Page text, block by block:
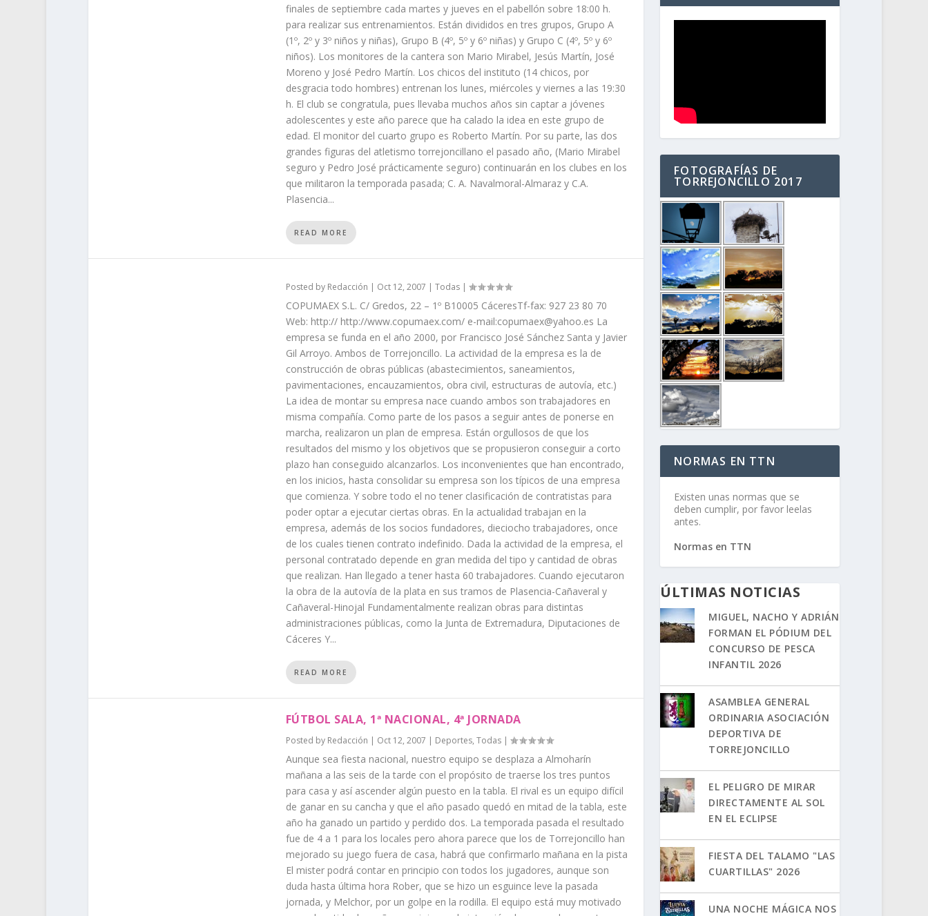
finales de septiembre cada martes y jueves en el pabellón sobre 18:00 h.
para realizar sus entrenamientos. Están divididos en tres grupos, Grupo A
(1º, 2º y 3º niños y niñas), Grupo B (4º, 5º y 6º niñas) y Grupo C (4º, 5º y 6º
niños). Los monitores de la cantera son Mario Mirabel, Jesús Martín, José
Moreno y José Pedro Martín. Los chicos del instituto (14 chicos, por
desgracia todo hombres) entrenan los lunes, miércoles y viernes a las 19:30
h. El club se congratula, pues llevaba muchos años sin captar a jóvenes
adolescentes y este año parece que ha calado la idea en este grupo de
edad. El monitor del cuarto grupo es Roberto Martín. Por su parte, las dos
grandes figuras del atletismo torrejoncillano el pasado año, (Mario Mirabel
seguro y Pedro José prácticamente seguro) continuarán en los clubes en los
que militaron la temporada pasada; C. A. Navalmoral-Almaraz y C.A.
Plasencia...
READ MORE
Posted by Redacción | Oct 12, 2007 | Todas|
COPUMAEX S.L. C/ Gredos, 22 – 1º B10005 CáceresTf-fax: 927 23 80 70
Web: http:// http://www.copumaex.com/ e-mail:copumaex@yahoo.es La
empresa se funda en el año 2000, por Francisco José Sánchez Santa y Javier
Gil Arroyo. Ambos de Torrejoncillo. La actividad de la empresa es la de
construcción de obras públicas (abastecimientos, saneamientos,
pavimentaciones, encauzamientos, obra civil, estructuras de autovía, etc.)
La idea de montar su empresa nace cuando ambos son trabajadores en
misma compañía. Como parte de los pasos a seguir antes de ponerse en
marcha, realizaron un plan de empresa. Están orgullosos de que los
resultados del mismo y los objetivos que se propusieron conseguir a corto
plazo han conseguido alcanzarlos. Los inconvenientes que han encontrado,
en los inicios, hasta consolidar su empresa son los típicos de una empresa
que comienza. Y sobre todo el no tener clasificación de contratistas para
poder optar a ejecutar ciertas obras. En la actualidad trabajan en la
empresa, además de los socios fundadores, dieciocho trabajadores, once
de los cuales tienen contrato indefinido. Dada la actividad de la empresa, el
personal contratado depende en gran medida del tipo y cantidad de obras
que realizan. Han llegado a tener hasta 60 trabajadores. Cuando ejecutaron
la obra de la autovía de la plata en sus tramos de Plasencia-Cañaveral y
Cañaveral-Hinojal Fundamentalmente realizan obras para distintas
administraciones públicas, como la Junta de Extremadura, Diputaciones de
Cáceres Y...
READ MORE
FÚTBOL SALA, 1ª NACIONAL, 4ª JORNADA
Posted by Redacción | Oct 12, 2007 | Deportes, Todas|
Aunque sea fiesta nacional, nuestro equipo se desplaza a Almoharín
mañana a las seis de la tarde con el propósito de traerse los tres puntos
para casa y así ascender algún puesto en la tabla. El rival es un equipo difícil
de ganar en su cancha y que el año pasado quedó en mitad de la tabla, este
año ha ganado un partido y perdido dos. La temporada pasada el resultado
fue de 4 a 1 para los locales pero ahora parece que los de Torrejoncillo han
mejorado su juego fuera de casa, habrá que confirmarlo mañana en la pista
El mister podrá contar en principio con todos los jugadores, aunque son
duda hasta última hora Rober, que se hizo un esguince leve la pasada
jornada, y Melchor, por un golpe en la rodilla. El equipo está muy motivado
FOTOGRAFÍAS DE
TORREJONCILLO 2017
NORMAS EN TTN
Existen unas normas que se
deben cumplir, por favor leelas
antes.
Normas en TTN
ÚLTIMAS NOTICIAS
MIGUEL, NACHO Y ADRIÁN
FORMAN EL PÓDIUM DEL
CONCURSO DE PESCA
INFANTIL 2026
ASAMBLEA GENERAL
ORDINARIA ASOCIACIÓN
DEPORTIVA DE
TORREJONCILLO
EL PELIGRO DE MIRAR
DIRECTAMENTE AL SOL
EN EL ECLIPSE
FIESTA DEL TALAMO "LAS
CUARTILLAS" 2026
UNA NOCHE MÁGICA NOS